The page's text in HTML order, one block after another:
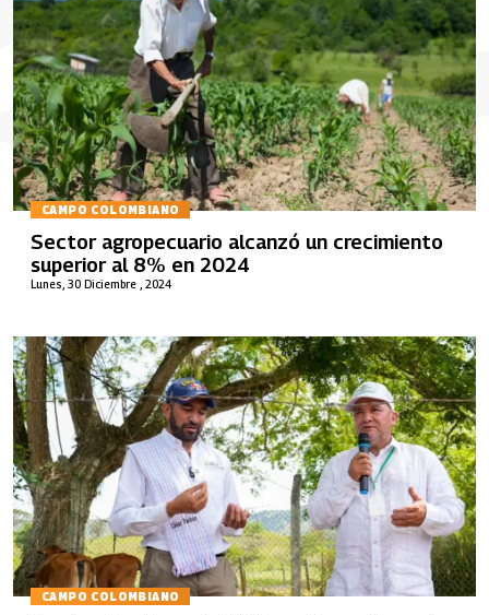
CAMPO COLOMBIANO
Lunes, 30 Diciembre , 2024
Sector agropecuario alcanzó un crecimiento
superior al 8% en 2024
CAMPO COLOMBIANO